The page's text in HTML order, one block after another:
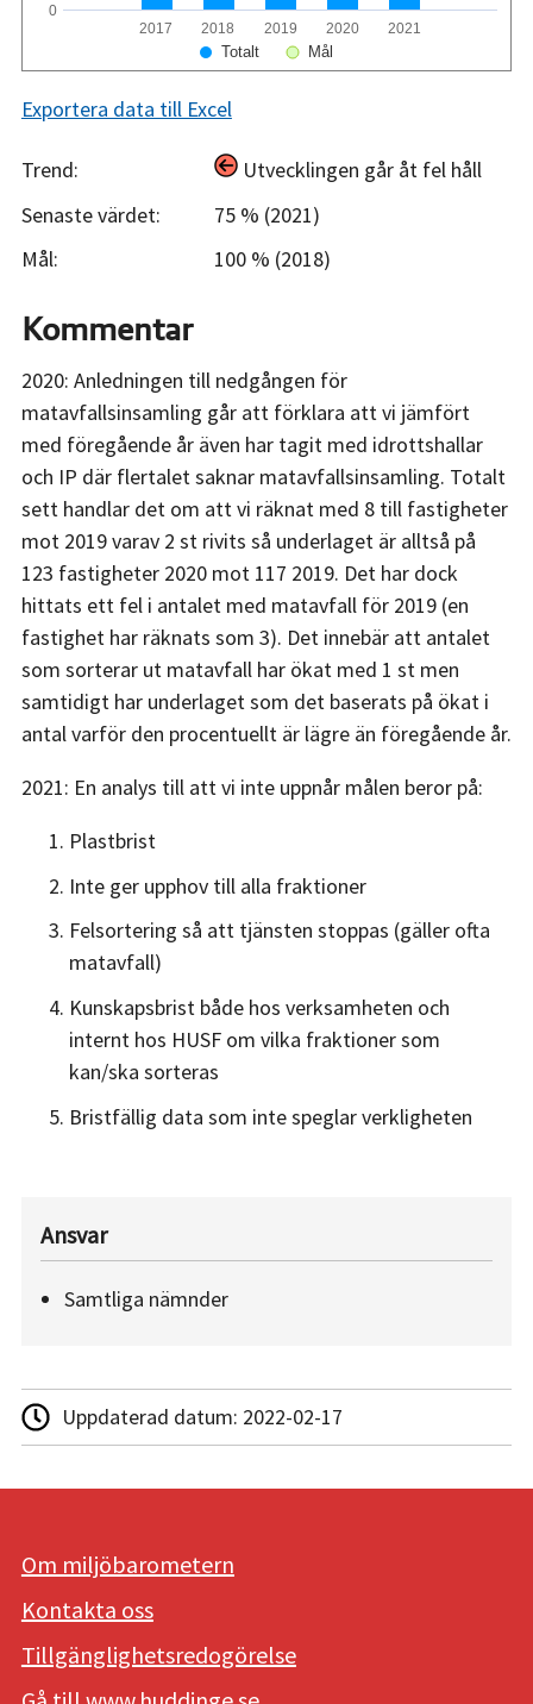
Totalt Mål
2017 2018 2019 2020 2021
0
Exportera data till Excel
Trend:
Utvecklingen går åt fel håll
Senaste värdet:
75 % (2021)
Mål:
100 % (2018)
Kommentar
2020: Anledningen till nedgången för
matavfallsinsamling går att förklara att vi jämfört
med föregående år även har tagit med idrottshallar
och IP där flertalet saknar matavfallsinsamling. Totalt
sett handlar det om att vi räknat med 8 till fastigheter
mot 2019 varav 2 st rivits så underlaget är alltså på
123 fastigheter 2020 mot 117 2019. Det har dock
hittats ett fel i antalet med matavfall för 2019 (en
fastighet har räknats som 3). Det innebär att antalet
som sorterar ut matavfall har ökat med 1 st men
samtidigt har underlaget som det baserats på ökat i
antal varför den procentuellt är lägre än föregående år.
2021: En analys till att vi inte uppnår målen beror på:
Plastbrist
Inte ger upphov till alla fraktioner
Felsortering så att tjänsten stoppas (gäller ofta
matavfall)
Kunskapsbrist både hos verksamheten och
internt hos HUSF om vilka fraktioner som
kan/ska sorteras
Bristfällig data som inte speglar verkligheten
Ansvar
Samtliga nämnder
Uppdaterad datum: 2022-02-17
Om miljöbarometern
Kontakta oss
Tillgänglighetsredogörelse